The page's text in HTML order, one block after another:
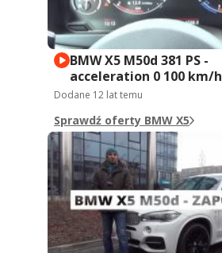
BMW X5 M50d 381 PS -
acceleration 0 100 km/h
Dodane 12 lat temu
Sprawdź oferty BMW X5